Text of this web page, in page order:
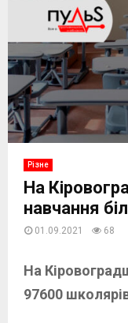
Різне
На
навчання
01.09.2021 68
На
97600